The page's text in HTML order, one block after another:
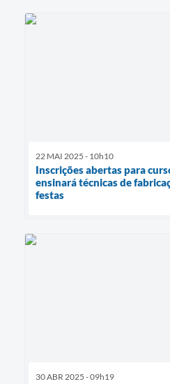
22 MAI 2025 - 10h10
Inscrições abertas para
ensinará técnicas de
festas
30 ABR 2025 - 09h19